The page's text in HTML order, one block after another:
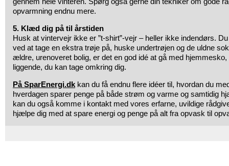
opvarmning endnu mere.
5. Klæd dig på til årstiden
Husk at vintervejr ikke er ”t-shirt”-vejr – heller ikke indendørs.
ved at tage en ekstra trøje på, huske undertrøjen og de uldne
ældre, urenoveret bolig, er det en god idé at gå med
liggende, du kan tage omkring dig.
På SparEnergi.dk kan du få endnu flere idéer til, hvordan du
hverdagen sparer penge på både strøm og varme og samtidig
kan du også komme i kontakt med vores erfarne, uvildige
hjælpe dig med at spare energi og penge på alt fra opvask til